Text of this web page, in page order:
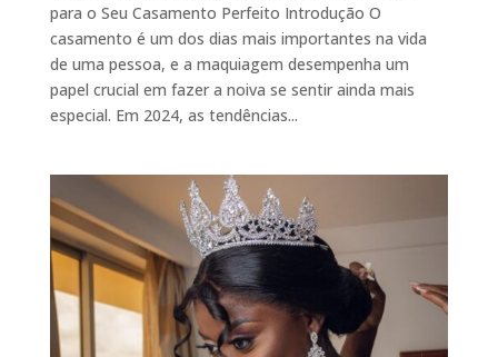
para o Seu Casamento Perfeito Introdução O
casamento é um dos dias mais importantes na vida
de uma pessoa, e a maquiagem desempenha um
papel crucial em fazer a noiva se sentir ainda mais
especial. Em 2024, as tendências...